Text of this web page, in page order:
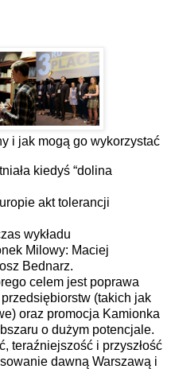
i jak mogą go wykorzystać
kiedyś “dolina
akt tolerancji
wykładu
Milowy: Maciej
Bednarz.
celem jest poprawa
(takich jak
oraz promocja Kamionka
o dużym potencjale.
teraźniejszość i przyszłość
dawną Warszawą i